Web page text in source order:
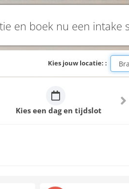
en boek nu een intake
Kies jouw locatie: :
Kies een dag en tijdslot